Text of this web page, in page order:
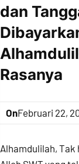
dan
Rasanya
OnFebruari 22,
Alhamdulilah,